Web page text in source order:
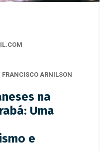
ARNILSON
na
Uma
e